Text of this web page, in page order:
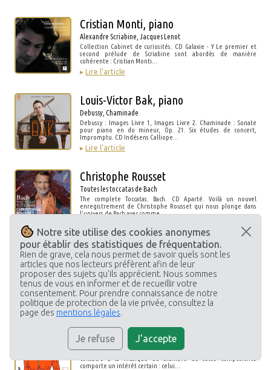
Cristian Monti, piano
Alexandre Scriabine, Jacques Lenot
Collection Cabinet de curiosités. CD Galaxie - Y Le premier et
second prélude de Scriabine sont abordés de manière
cohérente : Cristian Monti…
▸ Lire l’article
Louis-Victor Bak, piano
Debussy, Chaminade
Debussy : Images Livre 1, Images Livre 2. Chaminade : Sonate
pour piano en do mineur, Op. 21. Six études de concert,
Impromptu. CD Indésens Calliope…
▸ Lire l’article
Christophe Rousset
Toutes les toccatas de Bach
The complete Toccatas. Bach. CD Aparté. Voilà un nouvel
enregistrement de Christophe Rousset qui nous plonge dans
l’univers de Bach avec comme…
L’Alto lyrique
Loan Cazal, altiste
CD Klarthe Loan Cazal est un jeune altiste français de 26 ans qui
« s’emploie à donner à son instrument le plus grand
rayonnement possible…
▸Lire l’article
Rita Strohl
Une compositrice de la démesure
Musique de chambre. CD La boîte à pépites. Ce panorama
comporte un intérêt certain : celui…
Notre site utilise des cookies anonymes
pour établir des statistiques de fréquentation.
Rien de grave, cela nous permet de savoir quels sont les
articles que nos lecteurs préfèrent afin de leur
proposer des sujets qu'ils apprécient. Nous sommes
tenus de vous en informer et de recueillir votre
consentement. Pour prendre connaissance de notre
politique de protection de la vie privée, consultez la
page des mentions légales.
Je refuse J'accepte